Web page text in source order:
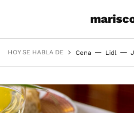
HOY SE HABLA DE Cena Lidl